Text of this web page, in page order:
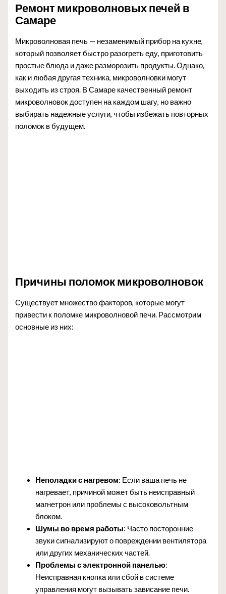
Ремонт микроволновых печей в
Самаре
Микроволновая печь — незаменимый прибор на кухне,
который позволяет быстро разогреть еду, приготовить
простые блюда и даже разморозить продукты. Однако,
как и любая другая техника, микроволновки могут
выходить из строя. В Самаре качественный ремонт
микроволновок доступен на каждом шагу, но важно
выбирать надежные услуги, чтобы избежать повторных
поломок в будущем.
Причины поломок микроволновок
Существует множество факторов, которые могут
привести к поломке микроволновой печи. Рассмотрим
основные из них:
Неполадки с нагревом: Если ваша печь не
нагревает, причиной может быть неисправный
магнетрон или проблемы с высоковольтным
блоком.
Шумы во время работы: Часто посторонние
звуки сигнализируют о повреждении вентилятора
или других механических частей.
Проблемы с электронной панелью:
Неисправная кнопка или сбой в системе
управления могут вызывать зависание печи.